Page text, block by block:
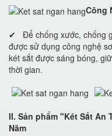
Công
✔ Để chống xước, chống
được sử dụng công nghệ
két sắt được sáng bóng,
thời gian.
II. Sản phẩm "Két Sắt An
Năm